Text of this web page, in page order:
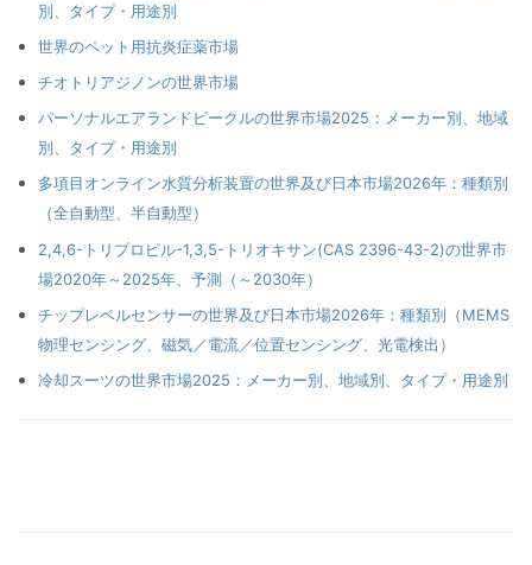
別、タイプ・用途別
世界のペット用抗炎症薬市場
チオトリアジノンの世界市場
パーソナルエアランドビークルの世界市場2025：メーカー別、地域
別、タイプ・用途別
多項目オンライン水質分析装置の世界及び日本市場2026年：種類別
（全自動型、半自動型）
2,4,6-トリプロピル-1,3,5-トリオキサン(CAS 2396-43-2)の世界市
場2020年～2025年、予測（～2030年）
チップレベルセンサーの世界及び日本市場2026年：種類別（MEMS
物理センシング、磁気／電流／位置センシング、光電検出）
冷却スーツの世界市場2025：メーカー別、地域別、タイプ・用途別